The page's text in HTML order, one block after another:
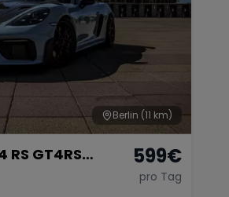
Berlin (11 km)
RS GT4RS
Mieten
599€
pro Tag